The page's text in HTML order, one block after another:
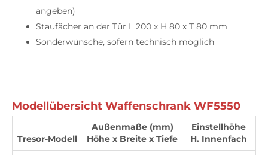
angeben)
Staufächer an der Tür L 200 x H 80 x T 80 mm
Sonderwünsche, sofern technisch möglich
Modellübersicht Waffenschrank WF5550
Tresor-Modell
Außenmaße (mm)
Höhe x Breite x Tiefe
Einstellhöhe
H. Innenfach